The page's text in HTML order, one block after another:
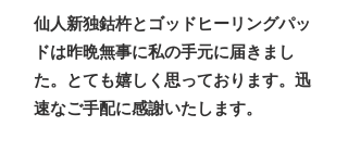
仙人新独鈷杵とゴッドヒーリングパッ
ドは昨晩無事に私の手元に届きまし
た。とても嬉しく思っております。迅
速なご手配に感謝いたします。